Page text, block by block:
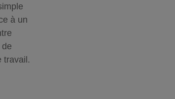
à un
travail.